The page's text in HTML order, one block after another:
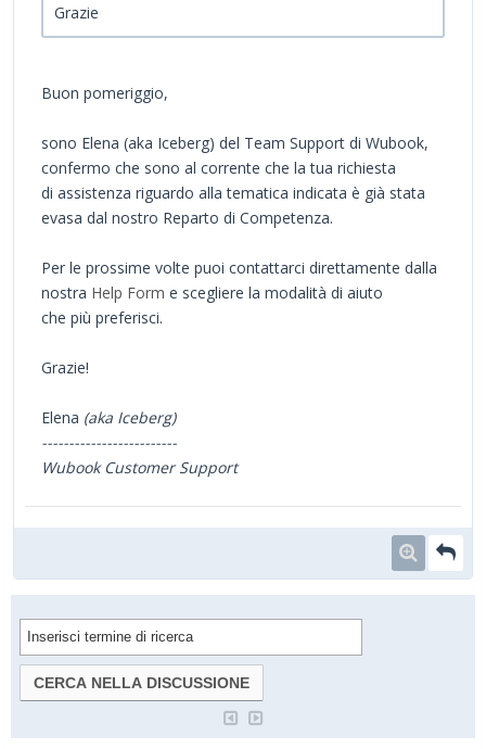
Grazie
Buon pomeriggio,
sono Elena (aka Iceberg) del Team Support di Wubook,
confermo che sono al corrente che la tua richiesta
di assistenza riguardo alla tematica indicata è già stata
evasa dal nostro Reparto di Competenza.
Per le prossime volte puoi contattarci direttamente dalla
nostra Help Form e scegliere la modalità di aiuto
che più preferisci.
Grazie!
Elena (aka Iceberg)
-------------------------
Wubook Customer Support